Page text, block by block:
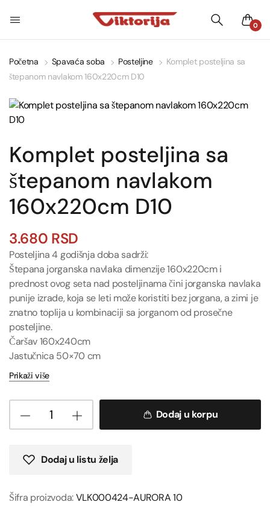
0
Početna Spavaća soba Posteljine
Komplet posteljina sa
štepanom navlakom 160x220cm D10
Komplet posteljina sa
štepanom navlakom
160x220cm D10
3.680 RSD
Posteljina 4 godišnja doba sadrži:
Štepana jorganska navlaka dimenzije 160x220cm i
prednost ovog seta nad posteljinama čini jorganska navlaka
punije izrade, koja se leti može koristiti bez jorgana, a zimi je
znatno toplija u kombinaciji sa jorganom od prosečne
posteljine.
Čaršav 160x240cm
Jastučnica 50×70 cm
Prikaži više
Dodaj u korpu
Dodaj u listu želja
Šifra proizvoda:VLK000424-AURORA 10